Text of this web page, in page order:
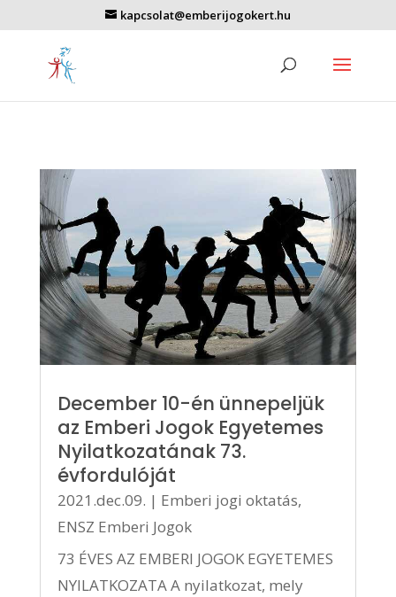
kapcsolat@emberijogokert.hu
December 10-én ünnepeljük
az Emberi Jogok Egyetemes
Nyilatkozatának 73.
évfordulóját
2021.dec.09. | Emberi jogi oktatás,
ENSZ Emberi Jogok
73 ÉVES AZ EMBERI JOGOK EGYETEMES
NYILATKOZATA A nyilatkozat, mely